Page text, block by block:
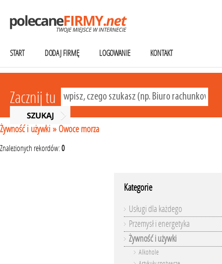
START DODAJ FIRMĘ LOGOWANIE KONTAKT
Zacznij tu
Żywność i używki » Owoce morza
Znalezionych rekordów:0
Kategorie
Usługi dla każdego
Przemysł i energetyka
Żywność i używki
Alkohole